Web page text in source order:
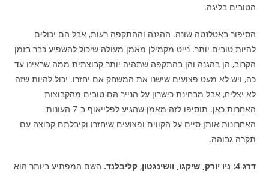
הטובים בליגה.
הסיפור באטלנטה שונה. ההגנה וההתקפה רעות, אבל הם יכולים
להיות טובים יותר. נייט מקמילן מאמן מעולה שיכול להשפיע כבר בזמן
הקרוב, הן בהגנה והן בהתקפה שתהיה יותר קבוצתית ממה שראינו עד
כה, ויש לא מעט פצועים שישנו את המשחק אם יחזרו. יכול להיות שזה
לא יצליח, אבל מבחינת כישרון על הנייר הם טובים מהקבוצות
האחרות כאן. תוסיפו לזה מאמן שהגיע לפלייאוף ב-7 העונות
האחרונות אותן סיים על הקווים ופצועים שיחזרו וקיבלתם קבוצה עם
תקרה גבוהה.
דרג 4: ניו יורק, שיקגו, וושינגטון,קליבלנד. השם המפתיע ביותר הוא